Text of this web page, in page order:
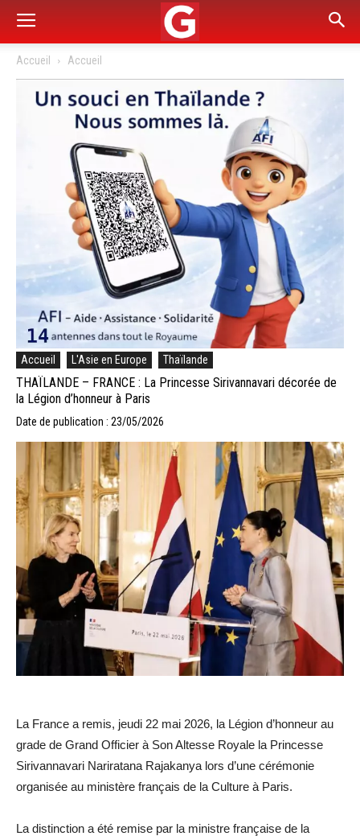
Accueil Accueil
Accueil L'Asie en Europe Thaïlande
THAÏLANDE – FRANCE : La Princesse Sirivannavari décorée de
la Légion d’honneur à Paris
Date de publication : 23/05/2026
La France a remis, jeudi 22 mai 2026, la Légion d’honneur au
grade de Grand Officier à Son Altesse Royale la Princesse
Sirivannavari Nariratana Rajakanya lors d’une cérémonie
organisée au ministère français de la Culture à Paris.
La distinction a été remise par la ministre française de la